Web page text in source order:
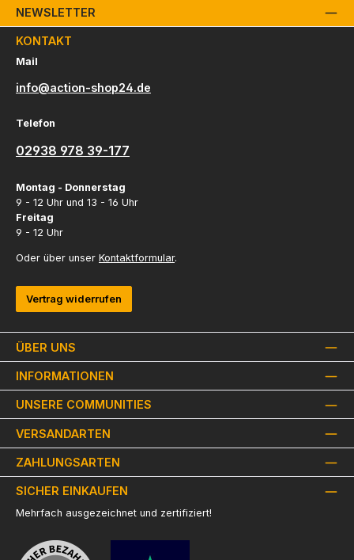
NEWSLETTER
ÜBER UNS
INFORMATIONEN
KONTAKT
Mail
info@action-shop24.de
Telefon
02938 978 39-177
Montag - Donnerstag
9 - 12 Uhr und 13 - 16 Uhr
Freitag
9 - 12 Uhr
Oder über unser Kontaktformular.
Vertrag widerrufen
UNSERE COMMUNITIES
VERSANDARTEN
ZAHLUNGSARTEN
SICHER EINKAUFEN
Mehrfach ausgezeichnet und zertifiziert!